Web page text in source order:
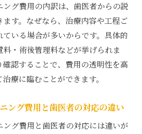
ング費用の内訳は、歯医者からの説
す。なぜなら、治療内容や工程ご
ている場合が多いからです。具体的
・術後管理料などが挙げられま
確認することで、費用の透明性を高
療に臨むことができます。
ング費用と歯医者の対応の違い
ング費用と歯医者の対応には違いが